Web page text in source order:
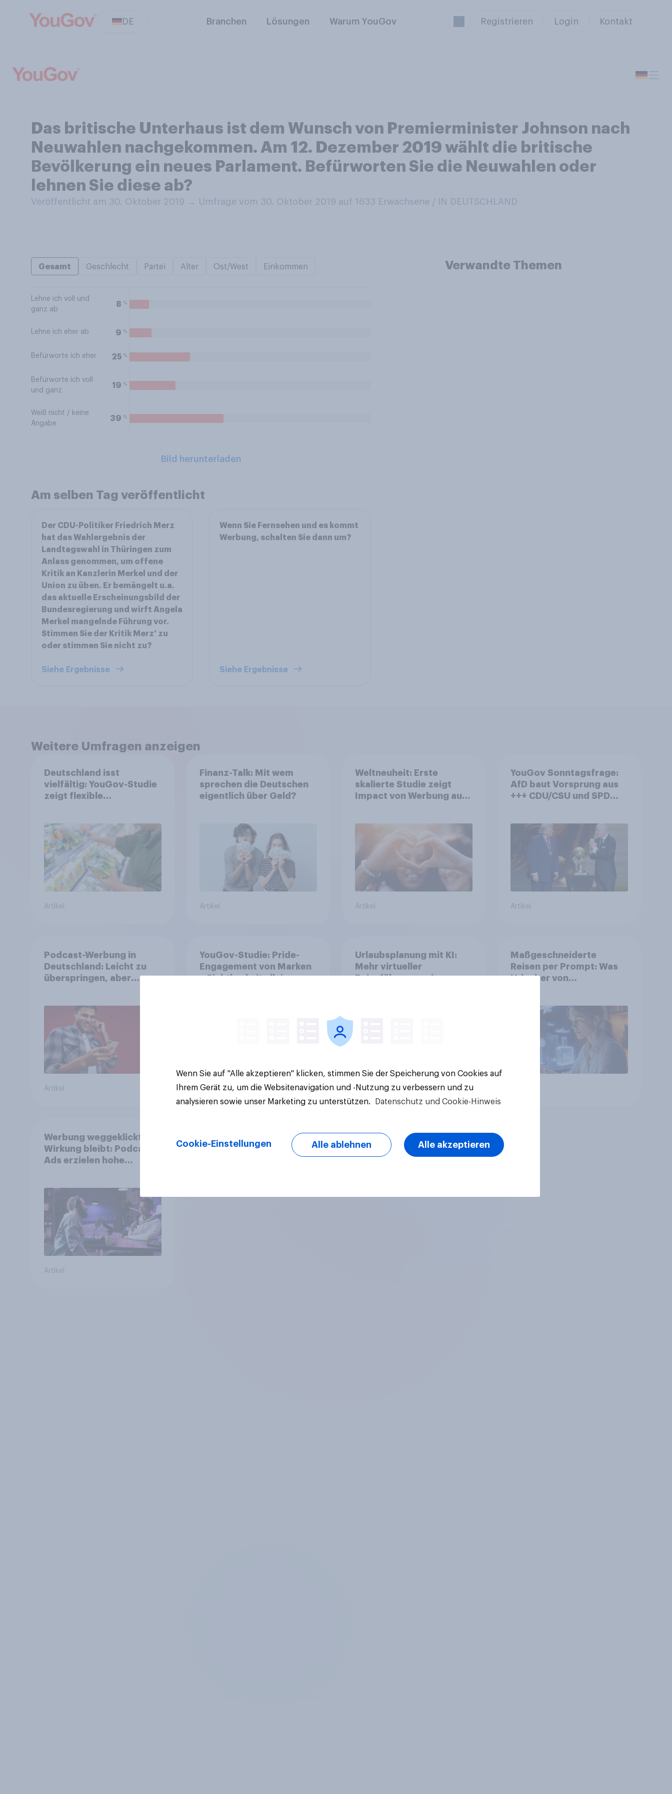
DE Branchen Lösungen Warum YouGov Registrieren Login Kontakt
Das britische Unterhaus ist dem Wunsch von Premierminister Johnson nach
Neuwahlen nachgekommen. Am 12. Dezember 2019 wählt die britische
Bevölkerung ein neues Parlament. Befürworten Sie die Neuwahlen oder
lehnen Sie diese ab?
Veröffentlicht am 30. Oktober 2019 → Umfrage vom 30. Oktober 2019 auf 1633 Erwachsene / IN DEUTSCHLAND
Gesamt Geschlecht Partei Alter Ost/West Einkommen
Lehne ich voll und
ganz ab
8 %
Lehne ich eher ab 9 %
Befürworte ich eher 25 %
Befürworte ich voll
und ganz
19 %
Weiß nicht / keine
Angabe
39 %
Bild herunterladen
Verwandte Themen
Am selben Tag veröffentlicht
Der CDU-Politiker Friedrich Merz
hat das Wahlergebnis der
Landtagswahl in Thüringen zum
Anlass genommen, um offene
Kritik an Kanzlerin Merkel und der
Union zu üben. Er bemängelt u.a.
das aktuelle Erscheinungsbild der
Bundesregierung und wirft Angela
Merkel mangelnde Führung vor.
Stimmen Sie der Kritik Merz’ zu
oder stimmen Sie nicht zu?
Siehe Ergebnisse
Wenn Sie Fernsehen und es kommt
Werbung, schalten Sie dann um?
Siehe Ergebnisse
Weitere Umfragen anzeigen
Deutschland isst
vielfältig: YouGov-Studie
zeigt flexible
Artikel
Finanz-Talk: Mit wem
sprechen die Deutschen
eigentlich über Geld?
Artikel
Weltneuheit: Erste
skalierte Studie zeigt
Impact von Werbung auf
Artikel
YouGov Sonntagsfrage:
AfD baut Vorsprung aus
+++ CDU/CSU und SPD
wünschen sich Fußball-
WM ohne Politik
Artikel
Podcast-Werbung in
Deutschland: Leicht zu
überspringen, aber
Artikel
YouGov-Studie: Pride-
Engagement von Marken
– Sichtbarkeit allein
Artikel
Urlaubsplanung mit KI:
Mehr virtueller
Reiseführer, weniger
Artikel
Maßgeschneiderte
Reisen per Prompt: Was
Urlauber von
Tools bei der
Reiseplanung bereits
genutzt werden
Werbung weggeklickt?
Wirkung bleibt: Podcast
Ads erzielen hohe
Artikel
Wenn Sie auf "Alle akzeptieren" klicken, stimmen Sie der Speicherung von Cookies auf
Ihrem Gerät zu, um die Websitenavigation und -Nutzung zu verbessern und zu
analysieren sowie unser Marketing zu unterstützen.
Datenschutz und Cookie-Hinweis
Cookie-Einstellungen Alle ablehnen Alle akzeptieren